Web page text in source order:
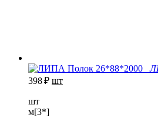
398₽ шт
шт
м[3*]